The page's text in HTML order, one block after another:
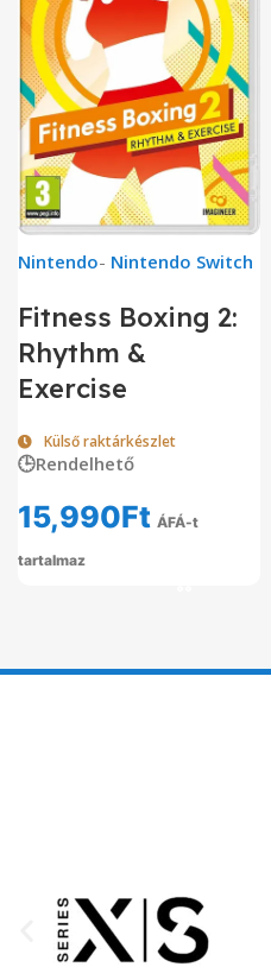
Nintendo- Nintendo Switch
Fitness Boxing 2:
Rhythm &
Exercise
Külső raktárkészlet
🕒Rendelhető
15,990Ft ÁFÁ-t
tartalmaz